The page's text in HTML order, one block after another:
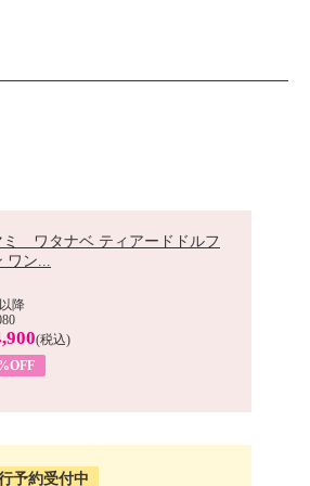
ミ ワタナベ ティアードドルフ
ワン...
降
(税込)
予約受付中